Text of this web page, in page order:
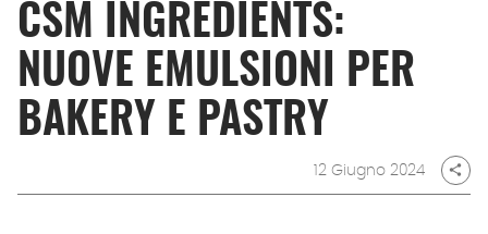
CSM INGREDIENTS:
NUOVE EMULSIONI PER
BAKERY E PASTRY
12 Giugno 2024 share